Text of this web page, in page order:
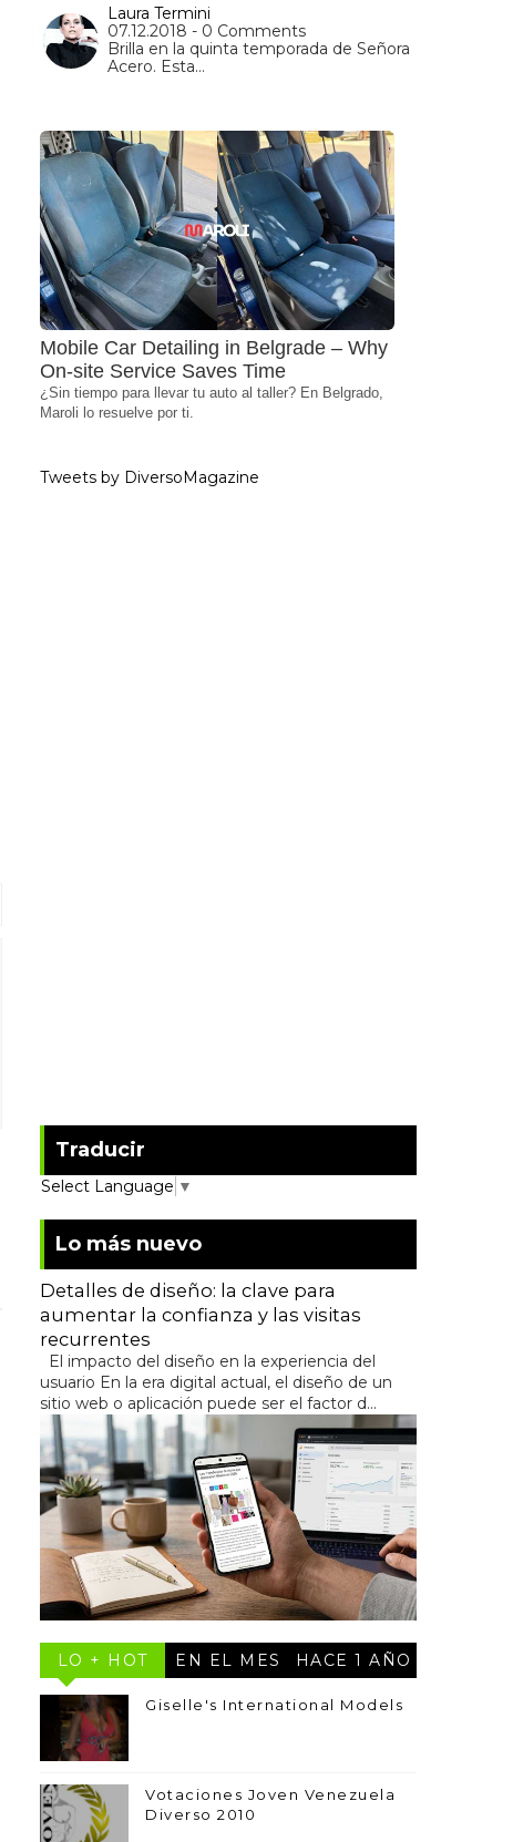
Laura Termini
07.12.2018 - 0 Comments
Brilla en la quinta temporada de Señora
Acero. Esta…
Mobile Car Detailing in Belgrade – Why
On-site Service Saves Time
¿Sin tiempo para llevar tu auto al taller? En Belgrado,
Maroli lo resuelve por ti.
Tweets by DiversoMagazine
Traducir
Select Language ▼
Lo más nuevo
Detalles de diseño: la clave para
aumentar la confianza y las visitas
recurrentes
El impacto del diseño en la experiencia del
usuario En la era digital actual, el diseño de un
sitio web o aplicación puede ser el factor d...
LO + HOT EN EL MES HACE 1 AÑO
Giselle's International Models
Votaciones Joven Venezuela
Diverso 2010